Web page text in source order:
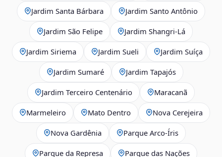
Jardim Santa Bárbara Jardim Santo Antônio
Jardim São Felipe Jardim Shangri-Lá
Jardim Siriema Jardim Sueli Jardim Suíça
Jardim Sumaré Jardim Tapajós
Jardim Terceiro Centenário Maracanã
Marmeleiro Mato Dentro Nova Cerejeira
Nova Gardênia Parque Arco-Íris
Parque da Represa Parque das Nações